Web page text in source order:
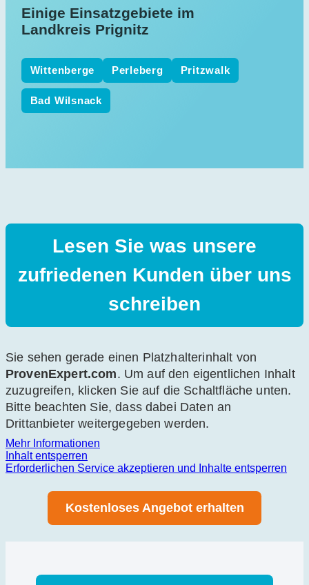
Einige Einsatzgebiete im
Landkreis Prignitz
Wittenberge Perleberg Pritzwalk
Bad Wilsnack
Lesen Sie was unsere
zufriedenen Kunden über uns
schreiben
Sie sehen gerade einen Platzhalterinhalt von
ProvenExpert.com. Um auf den eigentlichen Inhalt
zuzugreifen, klicken Sie auf die Schaltfläche unten.
Bitte beachten Sie, dass dabei Daten an
Drittanbieter weitergegeben werden.
Mehr Informationen
Inhalt entsperren
Erforderlichen Service akzeptieren und Inhalte entsperren
Kostenloses Angebot erhalten